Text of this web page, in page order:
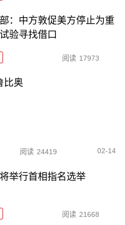
：中方敦促美方停止为重
验寻找借口
阅读 17973
比奥
阅读 24419 02-14
举行首相指名选举
阅读 21668